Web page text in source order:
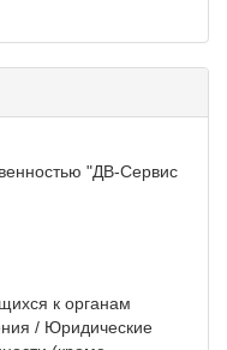
"ДВ-Сервис
к органам
/ Юридические